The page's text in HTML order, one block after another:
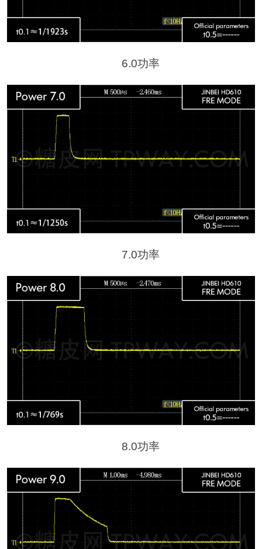
6.0功率
7.0功率
8.0功率